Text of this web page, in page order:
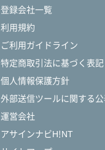
登録会社一覧
利用規約
ご利用ガイドライン
特定商取引法に基づく表記
個人情報保護方針
外部送信ツールに関する
運営会社
アサインナビH!NT